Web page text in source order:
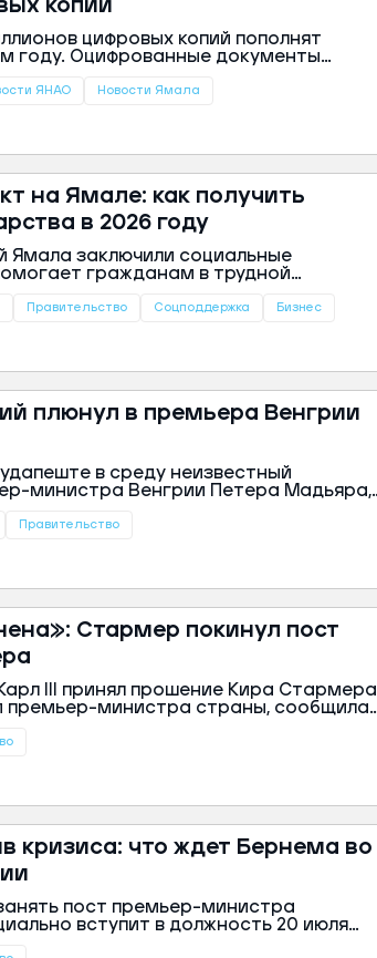
копий
цифровых копий пополнят
году. Оцифрованные документы
губернатора округа.
ЯНАО Новости Ямала
на Ямале: как получить
в 2026 году
Ямала заключили социальные
гражданам в трудной
губернатора ЯНАО.
Правительство Соцподдержка Бизнес
плюнул в премьера Венгрии
в среду неизвестный
министра Венгрии Петера Мадьяра,
сделал это в знак несогласия с
Правительство
Стармер покинул пост
III принял прошение Кира Стармера
премьер-министра страны, сообщила
кризиса: что ждет Бернема во
пост премьер-министра
вступит в должность 20 июля